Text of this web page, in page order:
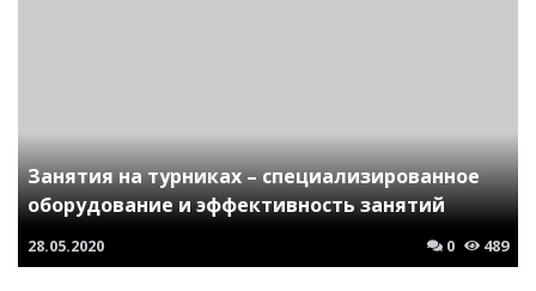
Занятия на турниках – специализированное
оборудование и эффективность занятий
28.05.2020 0 489